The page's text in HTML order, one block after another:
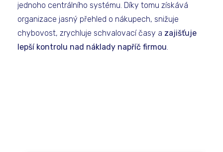
jednoho centrálního systému. Díky tomu získává
organizace jasný přehled o nákupech, snižuje
chybovost, zrychluje schvalovací časy a zajišťuje
lepší kontrolu nad náklady napříč firmou.